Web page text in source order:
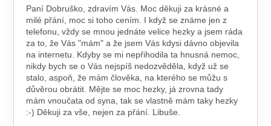
Paní Dobruško, zdravím Vás. Moc děkuji za krásné a
milé přání, moc si toho cením. I když se známe jen z
telefonu, vždy se mnou jednáte velice hezky a jsem ráda
za to, že Vás "mám" a že jsem Vás kdysi dávno objevila
na internetu. Kdyby se mi nepřihodila ta hnusná nemoc,
nikdy bych se o Vás nejspíš nedozvěděla, když už se
stalo, aspoň, že mám člověka, na kterého se můžu s
důvěrou obrátit. Mějte se moc hezky, já zrovna tady
mám vnoučata od syna, tak se vlastně mám taky hezky
:-) Děkuji za vše, nejen za přání. Libuše.